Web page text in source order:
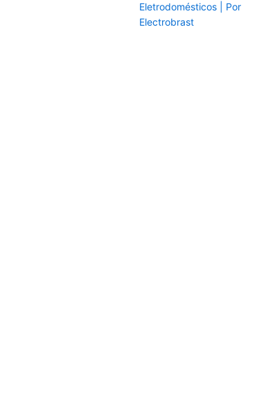
Eletrodomésticos| Por
Electrobrast